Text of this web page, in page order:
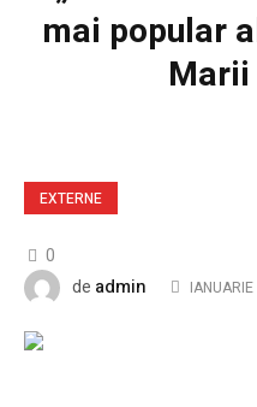
mai popular
EXTERNE
0
de admin